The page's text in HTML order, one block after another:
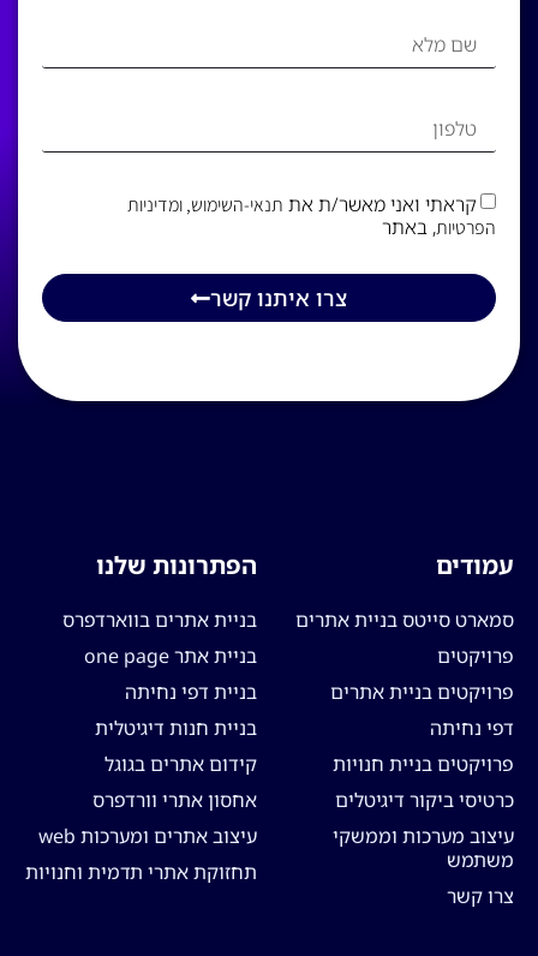
קראתי ואני מאשר/ת את תנאי-השימוש, ומדיניות
הפרטיות, באתר
צרו איתנו קשר
עמודים
סמארט סייטס בניית אתרים
פרויקטים
פרויקטים בניית אתרים
דפי נחיתה
פרויקטים בניית חנויות
כרטיסי ביקור דיגיטלים
עיצוב מערכות וממשקי
משתמש
צרו קשר
הפתרונות שלנו
בניית אתרים בווארדפרס
בניית אתר one page
בניית דפי נחיתה
בניית חנות דיגיטלית
קידום אתרים בגוגל
אחסון אתרי וורדפרס
עיצוב אתרים ומערכות web
תחזוקת אתרי תדמית וחנויות